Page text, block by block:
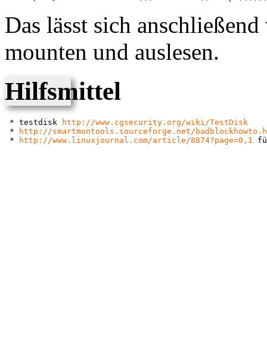
Das lässt sich
mounten und auslesen.
Hilfsmittel
* testdisk
http://www.cgsecurity.org/wiki/TestDisk
*
http://smartmontools.sourceforge.net/
*
http://www.linuxjournal.com/article/8874?page=0,1